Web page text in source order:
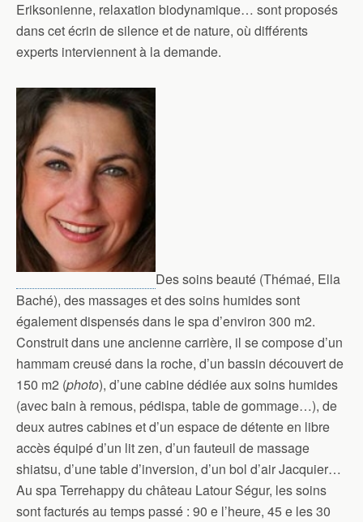
Eriksonienne, relaxation biodynamique… sont proposés
dans cet écrin de silence et de nature, où différents
experts interviennent à la demande.
Des soins beauté (Thémaé, Ella
Baché), des massages et des soins humides sont
également dispensés dans le spa d’environ 300 m2.
Construit dans une ancienne carrière, il se compose d’un
hammam creusé dans la roche, d’un bassin découvert de
150 m2 (photo), d’une cabine dédiée aux soins humides
(avec bain à remous, pédispa, table de gommage…), de
deux autres cabines et d’un espace de détente en libre
accès équipé d’un lit zen, d’un fauteuil de massage
shiatsu, d’une table d’inversion, d’un bol d’air Jacquier…
Au spa Terrehappy du château Latour Ségur, les soins
sont facturés au temps passé : 90 e l’heure, 45 e les 30